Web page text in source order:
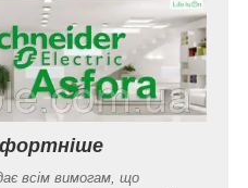
всім вимогам, що